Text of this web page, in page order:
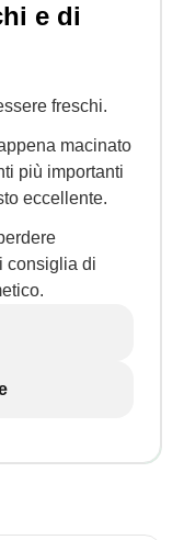
e di
freschi.
macinato
più importanti
eccellente.
consiglia di